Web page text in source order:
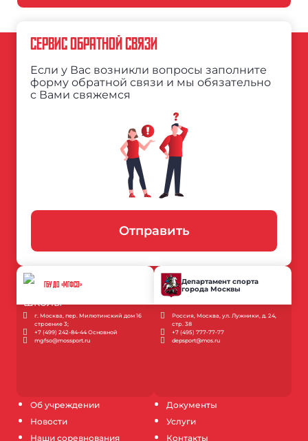
Об учреждении
Новости
Наши соревнования
Документы
Услуги
Контакты
СЕРВИС ОБРАТНОЙ СВЯЗИ
Если у Вас возникли вопросы заполните
форму обратной связи и мы обязательно
с Вами свяжемся
Отправить
ГБУ ДО «МГФСО»
г. Москва, пер. Милютинский дом 16
строение 3;
+7 (499) 242-84-44 Основной
mgfso@mossport.ru
Департамент спорта
города Москвы
Россия, Москва, ул. Лужники, д. 24,
стр. 38
+7 (495) 777-77-77
depsport@mos.ru